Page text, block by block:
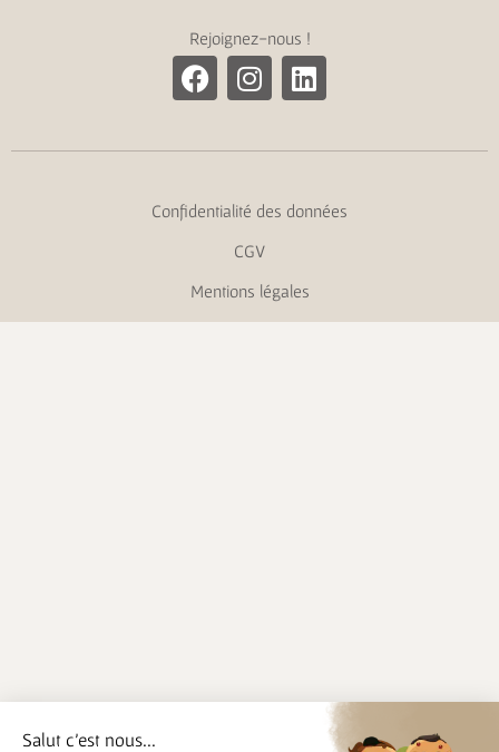
Rejoignez-nous !
Confidentialité des données
CGV
Mentions légales
Salut c'est nous...